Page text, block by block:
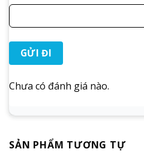
Chưa có đánh giá nào.
SẢN PHẨM TƯƠNG TỰ